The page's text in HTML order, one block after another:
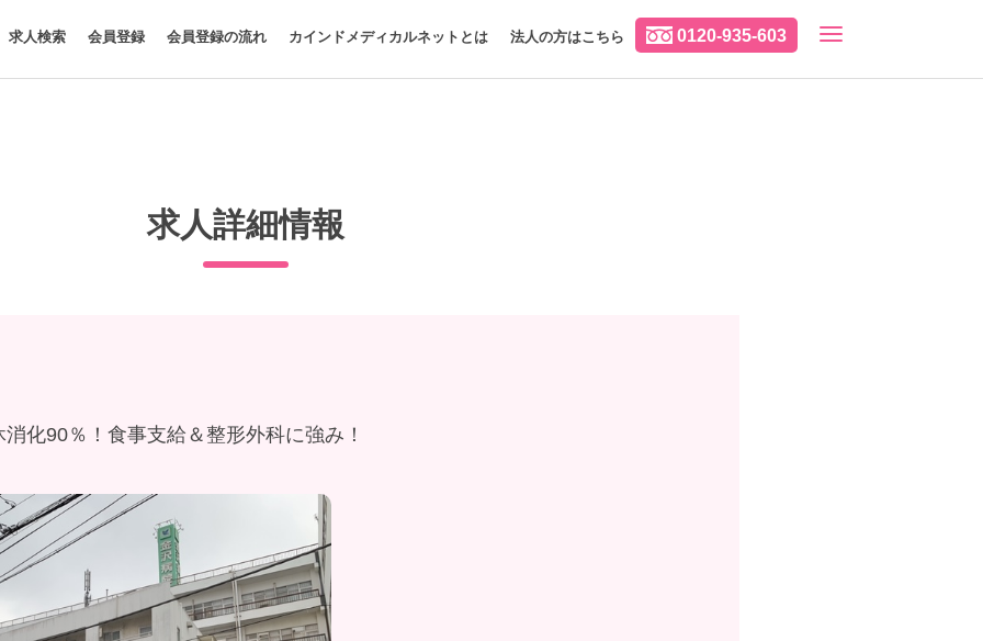
0120-935-603
求人検索 会員登録 会員登録の流れ カインドメディカルネットとは 法人の方はこちら
求人詳細情報
化90％！食事支給＆整形外科に強み！